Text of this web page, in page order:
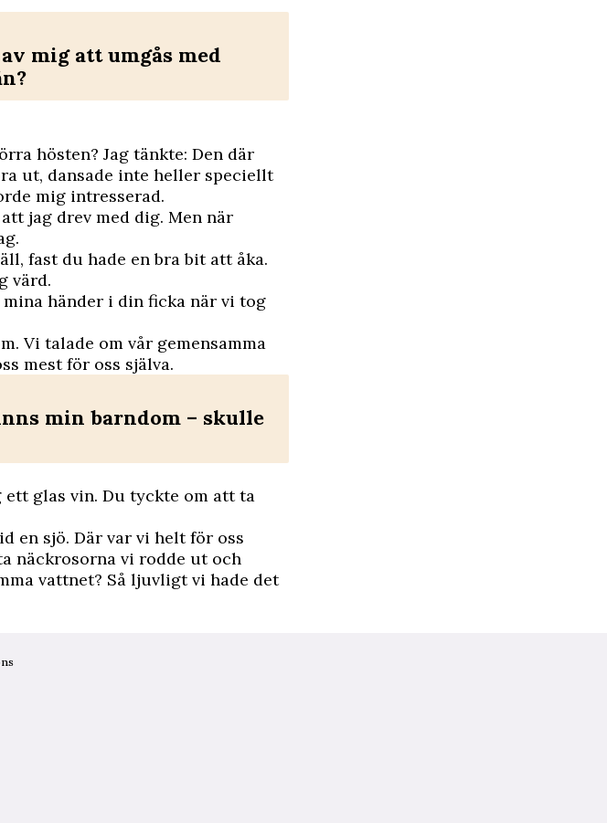
mig att umgås med
hösten? Jag tänkte: Den där
ut, dansade inte heller speciellt
mig intresserad.
jag drev med dig. Men när
fast du hade en bra bit att åka.
värd.
mina händer i din ficka när vi tog
Vi talade om vår gemensamma
mest för oss själva.
min barndom – skulle
ett glas vin. Du tyckte om att ta
en sjö. Där var vi helt för oss
näckrosorna vi rodde ut och
vattnet? Så ljuvligt vi hade det